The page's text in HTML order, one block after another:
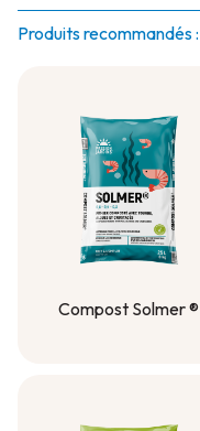
Produits recommandés :
Compost Solmer ®